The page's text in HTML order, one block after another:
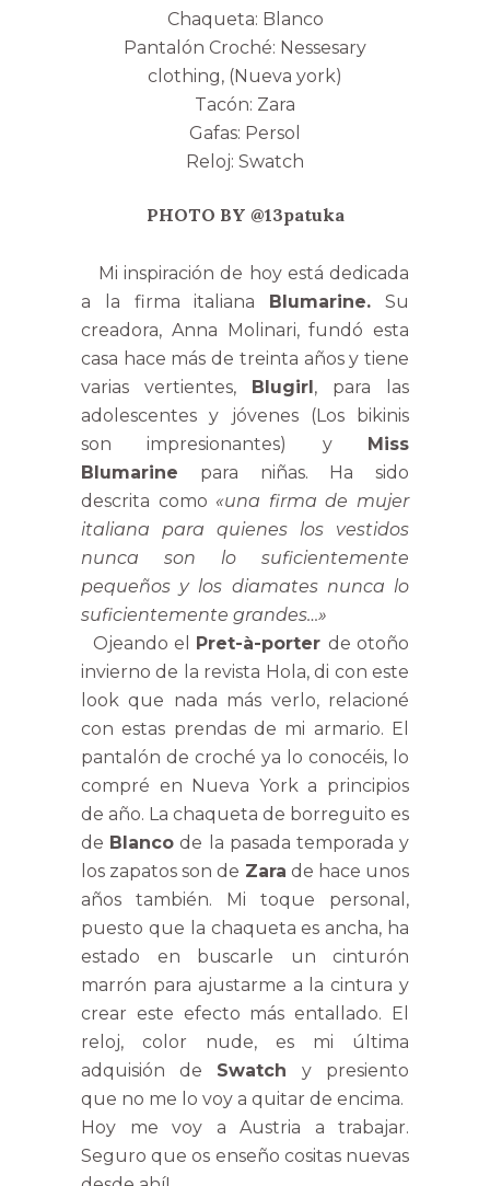
Chaqueta: Blanco
Pantalón Croché: Nessesary
clothing, (Nueva york)
Tacón: Zara
Gafas: Persol
Reloj: Swatch
PHOTO BY @13patuka
Mi inspiración de hoy está dedicada
a la firma italiana Blumarine. Su
creadora, Anna Molinari, fundó esta
casa hace más de treinta años y tiene
varias vertientes, Blugirl, para las
adolescentes y jóvenes (Los bikinis
son impresionantes) y Miss
Blumarine para niñas. Ha sido
descrita como «una firma de mujer
italiana para quienes los vestidos
nunca son lo suficientemente
pequeños y los diamates nunca lo
suficientemente grandes…»
Ojeando el Pret-à-porter de otoño
invierno de la revista Hola, di con este
look que nada más verlo, relacioné
con estas prendas de mi armario. El
pantalón de croché ya lo conocéis, lo
compré en Nueva York a principios
de año. La chaqueta de borreguito es
de Blanco de la pasada temporada y
los zapatos son de Zara de hace unos
años también. Mi toque personal,
puesto que la chaqueta es ancha, ha
estado en buscarle un cinturón
marrón para ajustarme a la cintura y
crear este efecto más entallado. El
reloj, color nude, es mi última
adquisión de Swatch y presiento
que no me lo voy a quitar de encima.
Hoy me voy a Austria a trabajar.
Seguro que os enseño cositas nuevas